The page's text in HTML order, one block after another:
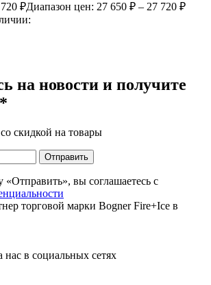
₽Диапазон цен: 27 650 ₽ – 27 720 ₽
на новости и получите
*
скидкой на товары
вы соглашаетесь с
торговой марки Bogner Fire+Ice в
в социальных сетях